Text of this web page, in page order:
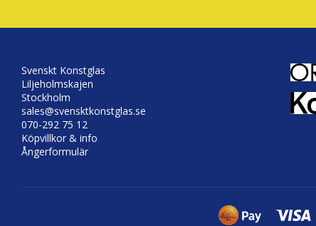
Svenskt Konstglas
Liljeholmskajen
Stockholm
sales@svensktkonstglas.se
070-292 75 12
Köpvillkor & info
Ångerformulär